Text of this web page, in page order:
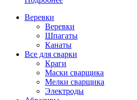
Веревки
Веревки
Шпагаты
Канаты
Все для сварки
Краги
Маски сварщика
Мелки сварщика
Электроды